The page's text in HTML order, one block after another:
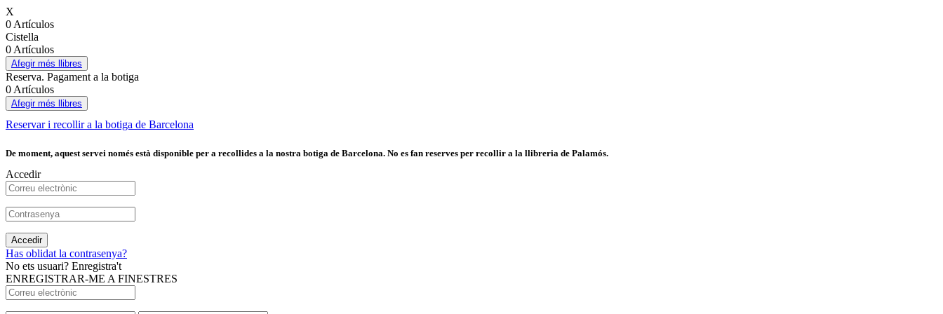
X
0 Artículos
Cistella
0 Artículos
Afegir més llibres
Reserva. Pagament a la botiga
0 Artículos
Afegir més llibres
Reservar i recollir a la botiga de Barcelona
De moment, aquest servei només està disponible per a recollides a la nostra botiga de Barcelona. No es fan reserves per recollir a la llibreria de Palamós.
Accedir
Accedir
Has oblidat la contrasenya?
No ets usuari? Enregistra't
ENREGISTRAR-ME A FINESTRES